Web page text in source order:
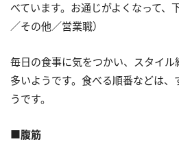
べています。お通じがよくなって、
／その他／営業職）
毎日の食事に気をつかい、スタイ
多いようです。食べる順番などは
うです。
■腹筋